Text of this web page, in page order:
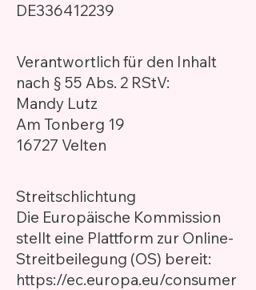
DE336412239
Verantwortlich für den Inhalt
nach § 55 Abs. 2 RStV:
Mandy Lutz
Am Tonberg 19
16727 Velten
Streitschlichtung
Die Europäische Kommission
stellt eine Plattform zur Online-
Streitbeilegung (OS) bereit:
https://ec.europa.eu/consumer